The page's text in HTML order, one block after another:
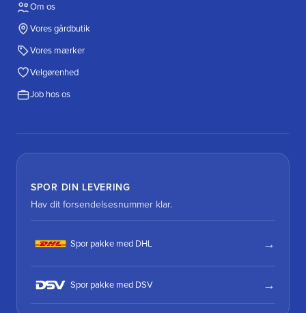
Om os
Vores gårdbutik
Vores mærker
Velgørenhed
Job hos os
SPOR DIN LEVERING
Hav dit forsendelsesnummer klar.
Spor pakke med DHL
Spor pakke med DSV